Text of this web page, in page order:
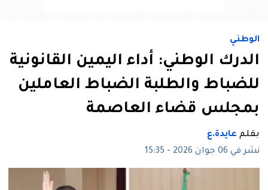
الوطني
الدرك الوطني: أداء اليمين القانونية
للضباط والطلبة الضباط العاملين
بمجلس قضاء العاصمة
بقلم عايدة.ع
نشر في 06 جوان 2026 - 15:35